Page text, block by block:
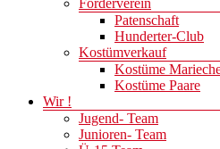
Förderverein
Patenschaft
Hunderter-Club
Kostümverkauf
Kostüme
Kostüme Paare
Wir !
Jugend- Team
Junioren- Team